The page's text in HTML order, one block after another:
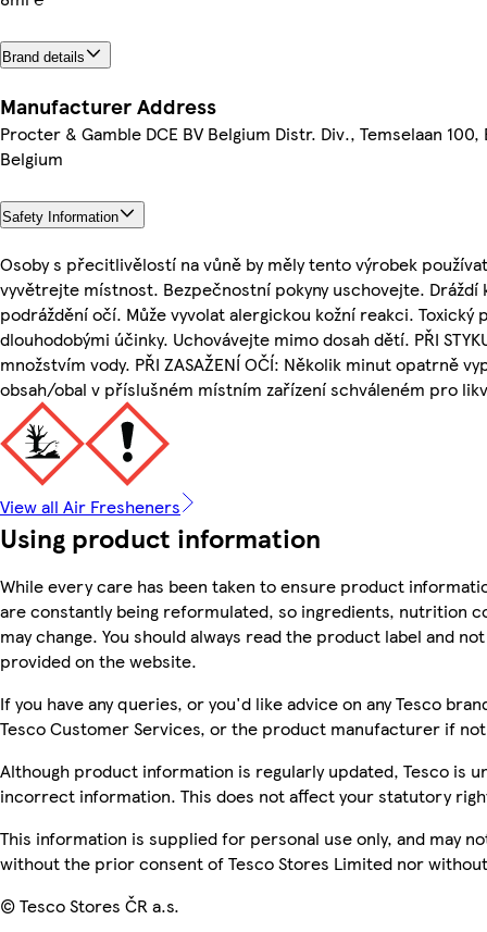
Brand details
Manufacturer Address
Procter & Gamble DCE BV Belgium Distr. Div., Temselaan
Belgium
Safety Information
Osoby s přecitlivělostí na vůně by měly tento výrobek
vyvětrejte místnost. Bezpečnostní pokyny uschovejte. Dráždí
podráždění očí. Může vyvolat alergickou kožní reakci. Toxický
dlouhodobými účinky. Uchovávejte mimo dosah dětí. PŘI
množstvím vody. PŘI ZASAŽENÍ OČÍ: Několik minut opatrně
obsah/obal v příslušném místním zařízení schváleném pro
View all Air Fresheners
Using product information
While every care has been taken to ensure product
are constantly being reformulated, so ingredients, nutrition
may change. You should always read the product label and
provided on the website.
If you have any queries, or you'd like advice on any Tesco
Tesco Customer Services, or the product manufacturer if
Although product information is regularly updated, Tesco is
incorrect information. This does not affect your statutory
This information is supplied for personal use only, and may
without the prior consent of Tesco Stores Limited nor
© Tesco Stores ČR a.s.